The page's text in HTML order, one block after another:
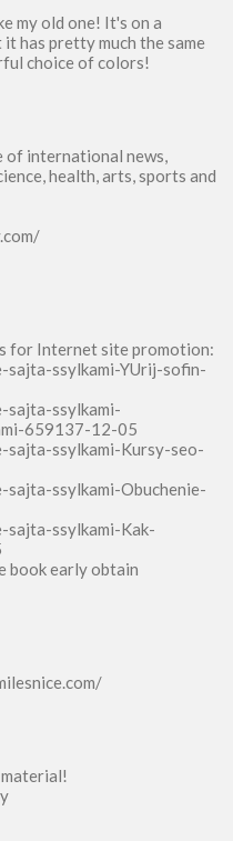
my old one! It's on a
has pretty much the same
choice of colors!
of international news,
health, arts, sports and
for Internet site promotion:
ssylkami-YUrij-sofin-
sajta-ssylkami-
659137-12-05
ssylkami-Kursy-seo-
ssylkami-Obuchenie-
ssylkami-Kak-
book early obtain